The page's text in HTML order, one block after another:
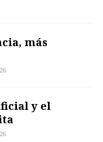
más
y el